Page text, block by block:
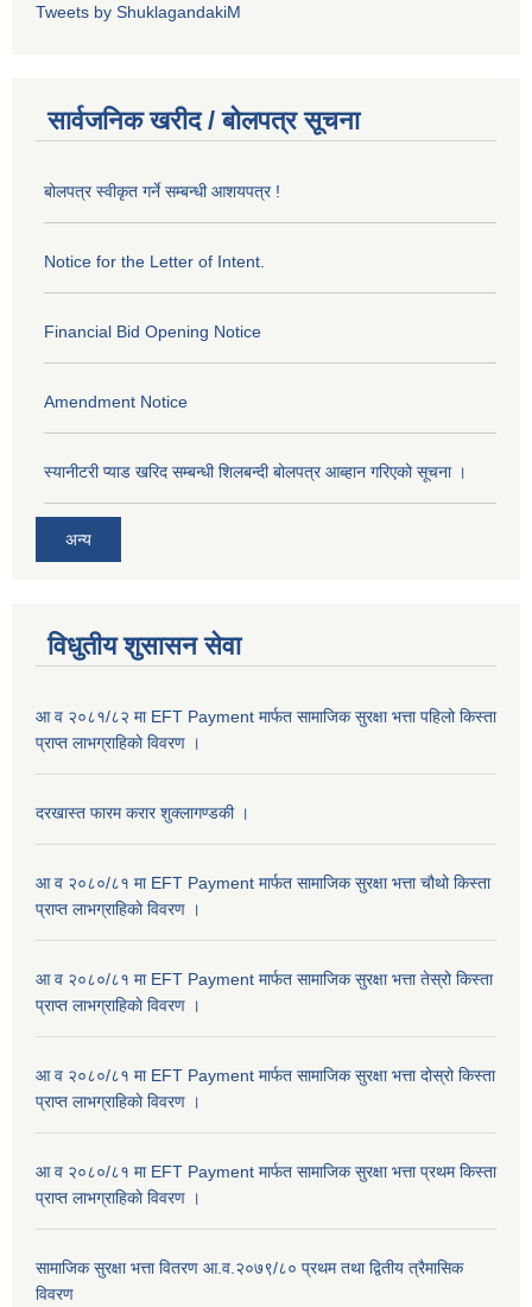
Tweets by ShuklagandakiM
सार्वजनिक खरीद / बोलपत्र सूचना
बोलपत्र स्वीकृत गर्ने सम्बन्धी आशयपत्र !
Notice for the Letter of Intent.
Financial Bid Opening Notice
Amendment Notice
स्यानीटरी प्याड खरिद सम्बन्धी शिलबन्दी बोलपत्र आब्हान गरिएको सूचना ।
अन्य
विधुतीय शुसासन सेवा
आ व २०८१/८२ मा EFT Payment मार्फत सामाजिक सुरक्षा भत्ता पहिलो किस्ता
प्राप्त लाभग्राहिकाे विवरण ।
दरखास्त फारम करार शुक्लागण्डकी ।
आ व २०८०/८१ मा EFT Payment मार्फत सामाजिक सुरक्षा भत्ता चौथो किस्ता
प्राप्त लाभग्राहिकाे विवरण ।
आ व २०८०/८१ मा EFT Payment मार्फत सामाजिक सुरक्षा भत्ता तेस्रो किस्ता
प्राप्त लाभग्राहिकाे विवरण ।
आ व २०८०/८१ मा EFT Payment मार्फत सामाजिक सुरक्षा भत्ता दोस्रो किस्ता
प्राप्त लाभग्राहिकाे विवरण ।
आ व २०८०/८१ मा EFT Payment मार्फत सामाजिक सुरक्षा भत्ता प्रथम किस्ता
प्राप्त लाभग्राहिकाे विवरण ।
सामाजिक सुरक्षा भत्ता वितरण आ.व.२०७९/८० प्रथम तथा द्वितीय त्रैमासिक
विवरण